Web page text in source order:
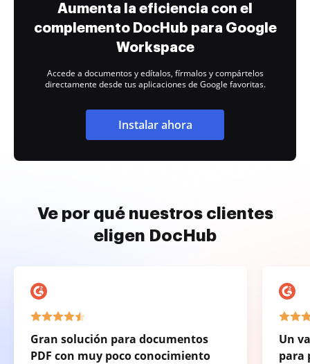
Aumenta la eficiencia con el
complemento DocHub para Google
Workspace
Accede a documentos y edítalos, fírmalos y compártelos
directamente desde tus aplicaciones de Google favoritas.
Instalar ahora
Ve por qué nuestros clientes
eligen DocHub
Gran solución para documentos
PDF con muy poco conocimiento
Un
para